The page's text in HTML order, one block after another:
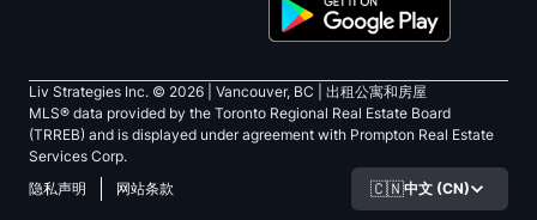
Liv Strategies Inc. © 2026 | Vancouver, BC |
出租公寓和房屋
MLS® data provided by the Toronto Regional Real Estate Board
(TRREB) and is displayed under agreement with Prompton Real Estate
Services Corp.
隐私声明
网站条款 🇨🇳中文 (CN)